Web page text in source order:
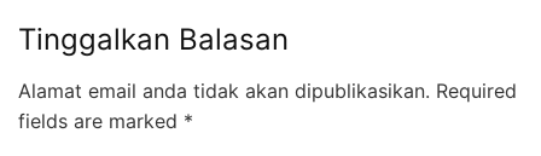
Tinggalkan Balasan
Alamat email anda tidak akan dipublikasikan. Required
fields are marked *